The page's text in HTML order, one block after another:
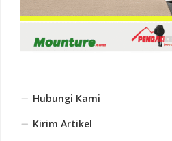
Hubungi Kami
Kirim Artikel